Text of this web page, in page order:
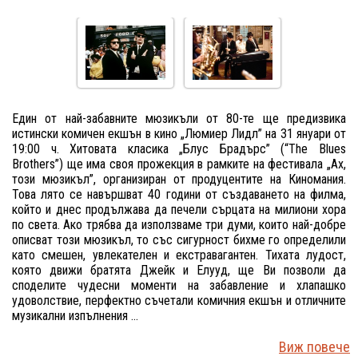
Един от най-забавните мюзикъли от 80-те ще предизвика
истински комичен екшън в кино „Люмиер Лидл” на 31 януари от
19:00 ч. Хитовата класика „Блус Брадърс” (“The Blues
Brothers”) ще има своя прожекция в рамките на фестивала „Ах,
този мюзикъл”, организиран от продуцентите на Киномания.
Това лято се навършват 40 години от създаването на филма,
който и днес продължава да печели сърцата на милиони хора
по света. Ако трябва да използваме три думи, които най-добре
описват този мюзикъл, то със сигурност бихме го определили
като смешен, увлекателен и екстравагантен. Тихата лудост,
която движи братятa Джейк и Елууд, ще Ви позволи да
споделите чудесни моменти на забавление и хлапашко
удоволствие, перфектно съчетали комичния екшън и отличните
музикални изпълнения ...
Виж повече